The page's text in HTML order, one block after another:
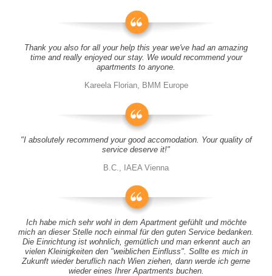
Thank you also for all your help this year we've had an amazing
time and really enjoyed our stay. We would recommend your
apartments to anyone.
Kareela Florian, BMM Europe
"I absolutely recommend your good accomodation. Your quality of
service deserve it!"
B.C., IAEA Vienna
Ich habe mich sehr wohl in dem Apartment gefühlt und möchte
mich an dieser Stelle noch einmal für den guten Service bedanken.
Die Einrichtung ist wohnlich, gemütlich und man erkennt auch an
vielen Kleinigkeiten den "weiblichen Einfluss". Sollte es mich in
Zukunft wieder beruflich nach Wien ziehen, dann werde ich gerne
wieder eines Ihrer Apartments buchen.